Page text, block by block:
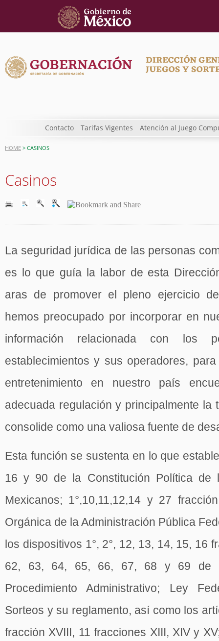
Contacto Tarifas Vigentes Atención al Juego
HOME > CASINOS
Casinos
La seguridad jurídica de las personas
es lo que guía la labor de esta
aras de promover el pleno ejercicio
hemos preocupado por incorporar en
información relacionada con los
establecimientos y sus operadores,
entretenimiento en nuestro país
adecuada regulación y principalmente la
consolide como una valiosa fuente de
Esta función se sustenta en lo que
16 y 90 de la Constitución Política de
Mexicanos; 1°,10,11,12,14 y 27
Orgánica de la Administración Pública
los dispositivos 1°, 2°, 12, 13, 14, 15, 16
62, 63, 64, 65, 66, 67, 68 y 69 de
Procedimiento Administrativo; Ley
Sorteos y su reglamento, así como los
fracción XVIII, 11 fracciones XIII, XIV y